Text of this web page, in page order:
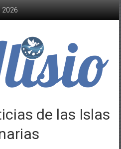
2026
de las Islas